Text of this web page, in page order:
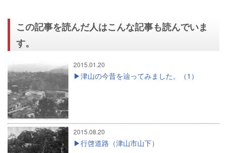
この記事を読んだ人はこんな記事も読んでいま
す。
2015.01.20
津山の今昔を辿ってみました。（1）
2015.08.20
行啓道路（津山市山下）